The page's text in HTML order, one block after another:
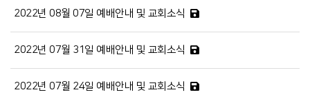
2022년 08월 07일 예배안내 및 교회소식
2022년 07월 31일 예배안내 및 교회소식
2022년 07월 24일 예배안내 및 교회소식